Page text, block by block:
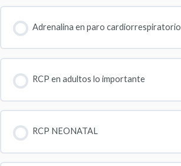
Adrenalina en paro cardiorrespiratorio
RCP en adultos lo importante
RCP NEONATAL